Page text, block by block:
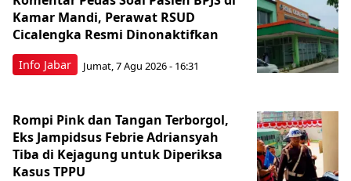
Info Jabar
Kamar Mandi, Perawat RSUD
Cicalengka Resmi Dinonaktifkan
Jumat, 7 Agu 2026 - 16:31
Rompi Pink dan Tangan Terborgol,
Eks Jampidsus Febrie Adriansyah
Tiba di Kejagung untuk Diperiksa
Kasus TPPU